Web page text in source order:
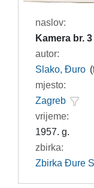
naslov:
Kamera br. 3
autor:
Slako, Đuro
mjesto:
Zagreb
vrijeme:
1957. g.
zbirka:
Zbirka Đure